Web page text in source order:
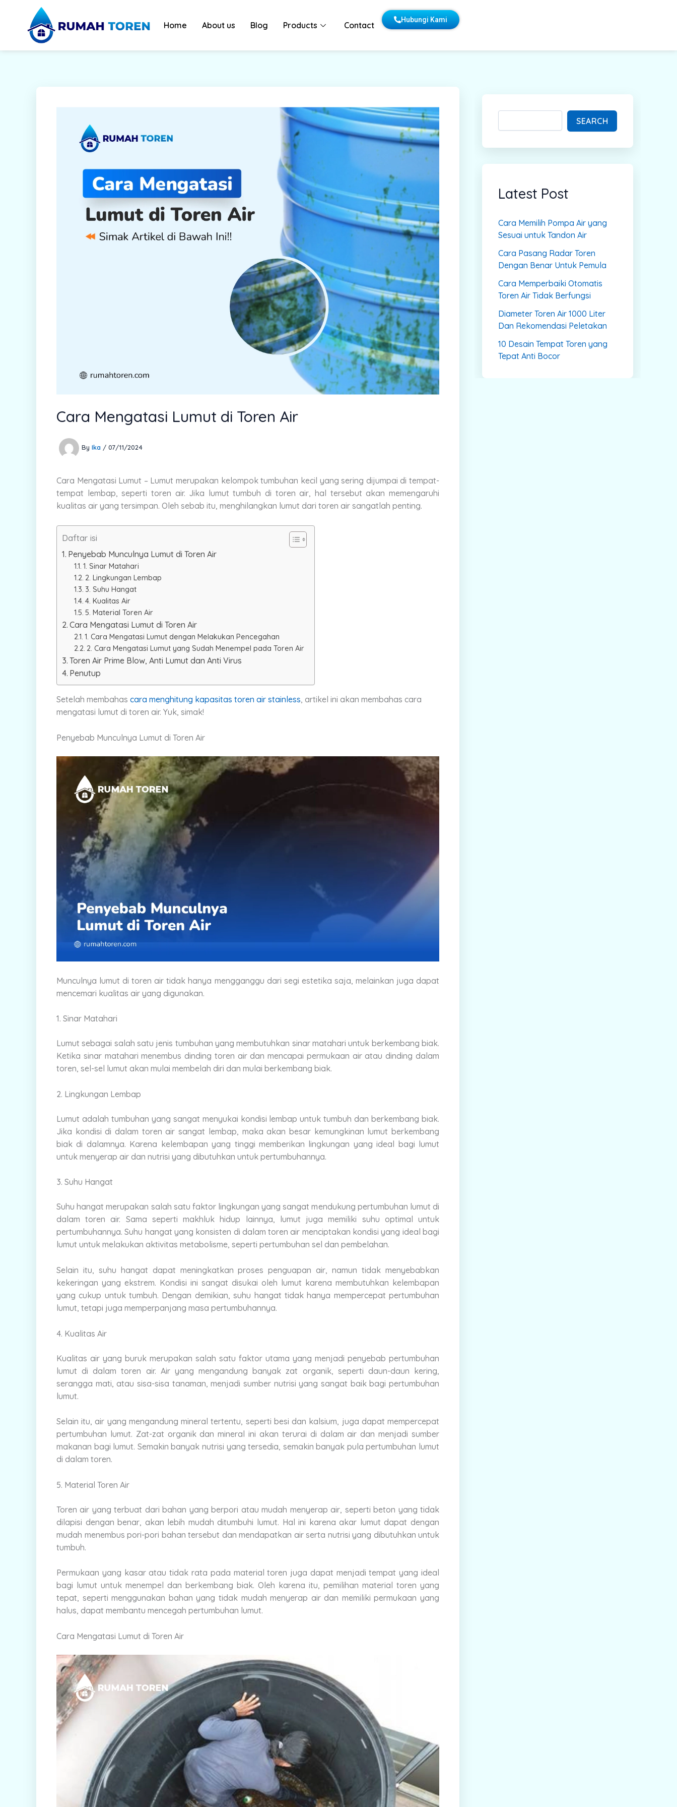
content
Home About us Blog Products Contact
Hubungi Kami
Cara Mengatasi Lumut di Toren Air
By Ika / 07/11/2024
Cara Mengatasi Lumut – Lumut merupakan kelompok tumbuhan kecil yang sering dijumpai di tempat-
tempat lembap, seperti toren air. Jika lumut tumbuh di toren air, hal tersebut akan memengaruhi
kualitas air yang tersimpan. Oleh sebab itu, menghilangkan lumut dari toren air sangatlah penting.
Daftar isi
Penyebab Munculnya Lumut di Toren Air
1. Sinar Matahari
2. Lingkungan Lembap
3. Suhu Hangat
4. Kualitas Air
5. Material Toren Air
Cara Mengatasi Lumut di Toren Air
1. Cara Mengatasi Lumut dengan Melakukan Pencegahan
2. Cara Mengatasi Lumut yang Sudah Menempel pada Toren Air
Toren Air Prime Blow, Anti Lumut dan Anti Virus
Penutup
Setelah membahas cara menghitung kapasitas toren air stainless, artikel ini akan membahas cara
mengatasi lumut di toren air. Yuk, simak!
Penyebab Munculnya Lumut di Toren Air
Munculnya lumut di toren air tidak hanya mengganggu dari segi estetika saja, melainkan juga dapat
mencemari kualitas air yang digunakan.
1. Sinar Matahari
Lumut sebagai salah satu jenis tumbuhan yang membutuhkan sinar matahari untuk berkembang biak.
Ketika sinar matahari menembus dinding toren air dan mencapai permukaan air atau dinding dalam
toren, sel-sel lumut akan mulai membelah diri dan mulai berkembang biak.
2. Lingkungan Lembap
Lumut adalah tumbuhan yang sangat menyukai kondisi lembap untuk tumbuh dan berkembang biak.
Jika kondisi di dalam toren air sangat lembap, maka akan besar kemungkinan lumut berkembang
biak di dalamnya. Karena kelembapan yang tinggi memberikan lingkungan yang ideal bagi lumut
untuk menyerap air dan nutrisi yang dibutuhkan untuk pertumbuhannya.
3. Suhu Hangat
Suhu hangat merupakan salah satu faktor lingkungan yang sangat mendukung pertumbuhan lumut di
dalam toren air. Sama seperti makhluk hidup lainnya, lumut juga memiliki suhu optimal untuk
pertumbuhannya. Suhu hangat yang konsisten di dalam toren air menciptakan kondisi yang ideal bagi
lumut untuk melakukan aktivitas metabolisme, seperti pertumbuhan sel dan pembelahan.
Selain itu, suhu hangat dapat meningkatkan proses penguapan air, namun tidak menyebabkan
kekeringan yang ekstrem. Kondisi ini sangat disukai oleh lumut karena membutuhkan kelembapan
yang cukup untuk tumbuh. Dengan demikian, suhu hangat tidak hanya mempercepat pertumbuhan
lumut, tetapi juga memperpanjang masa pertumbuhannya.
4. Kualitas Air
Kualitas air yang buruk merupakan salah satu faktor utama yang menjadi penyebab pertumbuhan
lumut di dalam toren air. Air yang mengandung banyak zat organik, seperti daun-daun kering,
serangga mati, atau sisa-sisa tanaman, menjadi sumber nutrisi yang sangat baik bagi pertumbuhan
lumut.
Selain itu, air yang mengandung mineral tertentu, seperti besi dan kalsium, juga dapat mempercepat
pertumbuhan lumut. Zat-zat organik dan mineral ini akan terurai di dalam air dan menjadi sumber
makanan bagi lumut. Semakin banyak nutrisi yang tersedia, semakin banyak pula pertumbuhan lumut
di dalam toren.
5. Material Toren Air
Toren air yang terbuat dari bahan yang berpori atau mudah menyerap air, seperti beton yang tidak
dilapisi dengan benar, akan lebih mudah ditumbuhi lumut. Hal ini karena akar lumut dapat dengan
mudah menembus pori-pori bahan tersebut dan mendapatkan air serta nutrisi yang dibutuhkan untuk
tumbuh.
Permukaan yang kasar atau tidak rata pada material toren juga dapat menjadi tempat yang ideal
bagi lumut untuk menempel dan berkembang biak. Oleh karena itu, pemilihan material toren yang
tepat, seperti menggunakan bahan yang tidak mudah menyerap air dan memiliki permukaan yang
halus, dapat membantu mencegah pertumbuhan lumut.
Cara Mengatasi Lumut di Toren Air
a
c
SEARCH
Latest Post
Cara Memilih Pompa Air yang
Sesuai untuk Tandon Air
Cara Pasang Radar Toren
Dengan Benar Untuk Pemula
Cara Memperbaiki Otomatis
Toren Air Tidak Berfungsi
Diameter Toren Air 1000 Liter
Dan Rekomendasi Peletakan
10 Desain Tempat Toren yang
Tepat Anti Bocor